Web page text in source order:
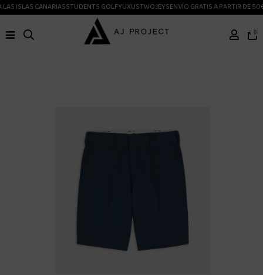
ISLAS CANARIASSTUDENTS GOLFYUXUSTWOJEYSENVÍO GRATIS A PARTIR DE 50€
0